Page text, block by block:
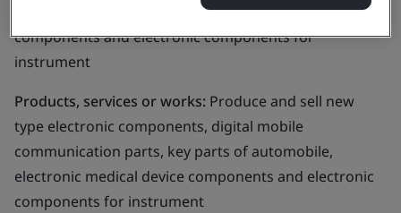
parts of automobile, electronic medical device
components and electronic components for
instrument
Products, services or works: Produce and sell new
type electronic components, digital mobile
communication parts, key parts of automobile,
electronic medical device components and electronic
components for instrument